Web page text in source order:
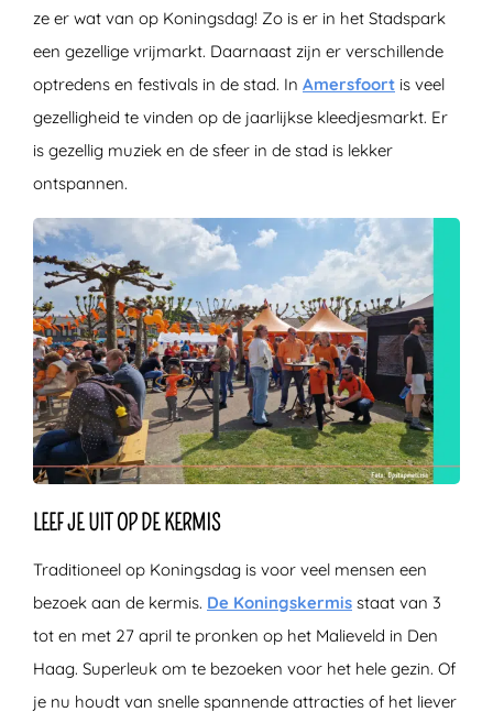
ze er wat van op Koningsdag! Zo is er in het Stadspark
een gezellige vrijmarkt. Daarnaast zijn er verschillende
optredens en festivals in de stad. In Amersfoort is veel
gezelligheid te vinden op de jaarlijkse kleedjesmarkt. Er
is gezellig muziek en de sfeer in de stad is lekker
ontspannen.
LEEF JE UIT OP DE KERMIS
Traditioneel op Koningsdag is voor veel mensen een
bezoek aan de kermis. De Koningskermis staat van 3
tot en met 27 april te pronken op het Malieveld in Den
Haag. Superleuk om te bezoeken voor het hele gezin. Of
je nu houdt van snelle spannende attracties of het liever